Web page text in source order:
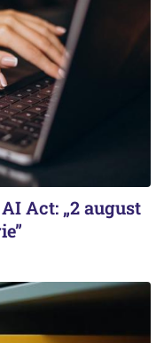
Act: „2 august